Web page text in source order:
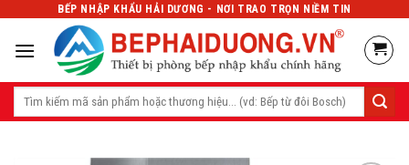
content
BẾP NHẬP KHẨU HẢI DƯƠNG - NƠI TRAO TRỌN NIỀM TIN
Tìm